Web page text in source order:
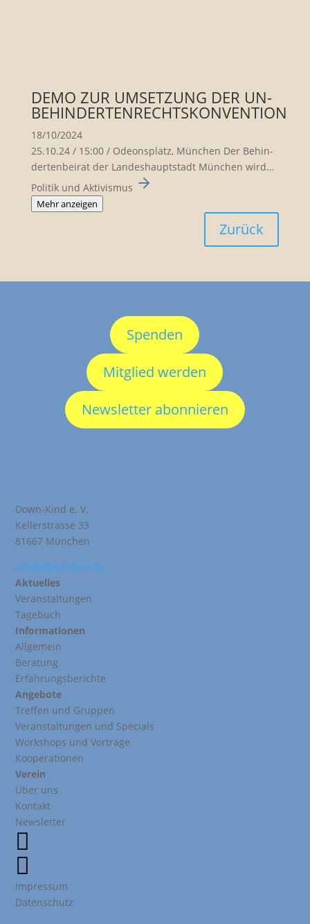
DEMO ZUR UMSETZUNG DER UN-
BEHINDERTENRECHTSKONVENTION
18/10/2024
25.10.24 / 15:00 / Odeons­platz, München Der Behin­
der­ten­beirat der Landes­haupt­stadt München wird...
Politik und Aktivismus
Mehr anzeigen
Zurück
Spenden
Mitglied werden
Newsletter abonnieren
Down-Kind e. V.
Kellerstrasse 33
81667 München
info@down-kind.de
Aktuelles
Veranstaltungen
Tagebuch
Informationen
Allgemein
Beratung
Erfahrungsberichte
Angebote
Treffen und Gruppen
Veranstaltungen und Specials
Workshops und Vorträge
Kooperationen
Verein
Über uns
Kontakt
Newsletter


Impressum
Datenschutz